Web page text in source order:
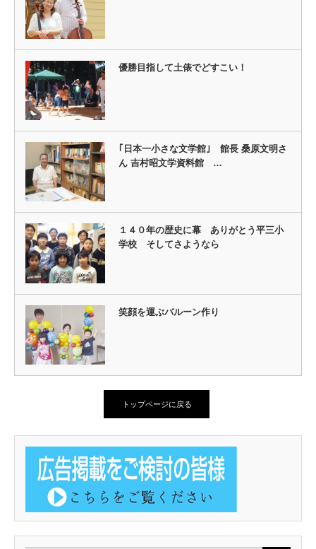
優勝目指して土俵でどすこい！
｢日本一小さな文学館｣ 館長 桑原文明さ
ん 吉村昭文学資料館 …
１４０年の歴史に幕 ありがとう平三小
学校 そしてさようなら
笑顔を運ぶバルーン作り
トップページに戻る